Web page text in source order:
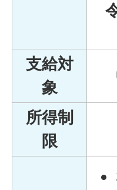
支給対
象
所得制
限